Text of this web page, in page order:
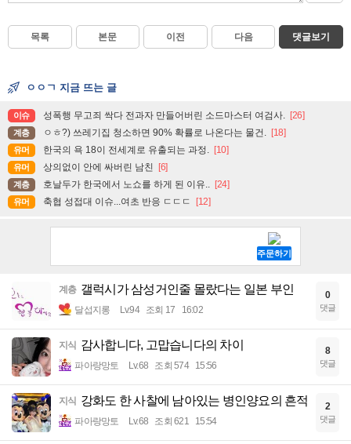
목록 본문 이전 다음 댓글보기
ㅇㅇㄱ 지금 뜨는 글
이슈 성폭행 무고죄 싹다 전과자 만들어버린 소드마스터 여검사. [26]
계층 ㅇㅎ?) 쓰레기집 청소하면 90% 확률로 나온다는 물건. [18]
유머 한국의 욕 18이 전세계로 유출되는 과정. [10]
유머 상의없이 안에 싸버린 남친 [6]
계층 호날두가 한국에서 노쇼를 하게 된 이유.. [24]
유머 축협 성접대 이슈...여초 반응 ㄷㄷㄷ [12]
계층 갤럭시가 삼성거인줄 몰랐다는 일본 부인
달섭지롱 Lv.94 조회 17 16:02
0
댓글
지식 감사합니다, 고맙습니다의 차이
파아랑망토 Lv.68 조회 574 15:56
8
댓글
지식 강화도 한 사찰에 남아있는 병인양요의 흔적
파아랑망토 Lv.68 조회 621 15:54
2
댓글